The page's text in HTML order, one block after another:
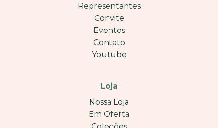
Representantes
Convite
Eventos
Contato
Youtube
Loja
Nossa Loja
Em Oferta